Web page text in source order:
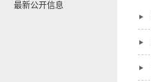
最新公开信息